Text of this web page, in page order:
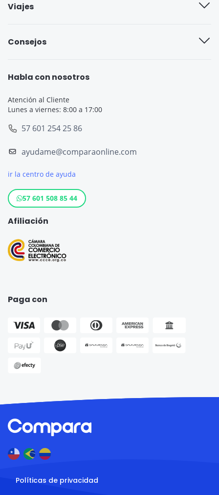
Blog
Seguro cobertura básica
Viajes
Seguro de Viaje para Embarazadas
Seguro de Viaje Cruceros
Consejos
SOAT
Tarjeta de Crédito
Crédito de Vehículo
Crédito Hipotecario
Crédito de Consumo
Cuenta de ahorro
Seguro para Motos
Habla con nosotros
Atención al Cliente
Lunes a viernes: 8:00 a 17:00
57 601 254 25 86
ayudame@comparaonline.com
ir la centro de ayuda
57 601 508 85 44
Afiliación
Paga con
Políticas de privacidad